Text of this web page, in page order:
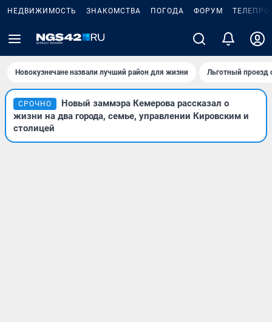
НЕДВИЖИМОСТЬ ЗНАКОМСТВА ПОГОДА ФОРУМ
Новокузнечане назвали лучший район для жизни Льготный проезд
СРОЧНО
Новый заммэра Кемерова рассказал о
жизни на два города, семье, управлении Кировским и
столицей